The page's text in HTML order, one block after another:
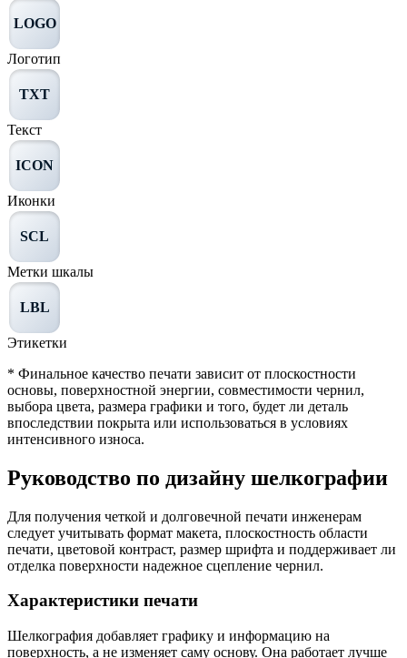
LOGO
Логотип
TXT
Текст
ICON
Иконки
SCL
Метки шкалы
LBL
Этикетки
* Финальное качество печати зависит от плоскостности
основы, поверхностной энергии, совместимости чернил,
выбора цвета, размера графики и того, будет ли деталь
впоследствии покрыта или использоваться в условиях
интенсивного износа.
Руководство по дизайну шелкографии
Для получения четкой и долговечной печати инженерам
следует учитывать формат макета, плоскостность области
печати, цветовой контраст, размер шрифта и поддерживает ли
отделка поверхности надежное сцепление чернил.
Характеристики печати
Шелкография добавляет графику и информацию на
поверхность, а не изменяет саму основу. Она работает лучше